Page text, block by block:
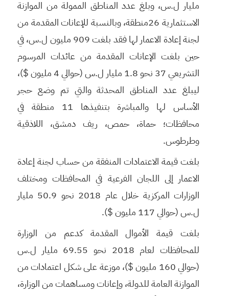
مليار ل.س، وبلغ عدد المناطق الممولة من الموازنة
الاستثمارية 26منطقة، وبالنسبة للإعانات المقدمة من
لجنة إعادة الاعمار لها فقد بلغت 909 مليون ل.س، في
حين بلغت الإعانات المقدمة من عائدات المرسوم
التشريعي 37 نحو 1.8 مليار ل.س (حوالي 4 مليون $)،
ليبلغ عدد المناطق المحدثة والتي تم وضع حجر
الأساس لها والمباشرة بتنفيذها 11 منطقة في
محافظات؛ حماة، حمص، ريف دمشق، اللاذقية
وطرطوس.
بلغت قيمة الاعتمادات المنفقة من حساب لجنة إعادة
الاعمار إلى اللجان الفرعية في المحافظات ومختلف
الوزارات المركزية خلال عام 2018 نحو 50.9 مليار
ل.س (حوالي 117 مليون $).
بلغت قيمة الأموال المقدمة كدعم من الوزارة
للمحافظات لعام 2018 نحو 69.55 مليار ل.س
(حوالي 160 مليون $)، موزعة على شكل اعتمادات من
الموازنة العامة للدولة، وإعانات ومساهمات من الوزارة،